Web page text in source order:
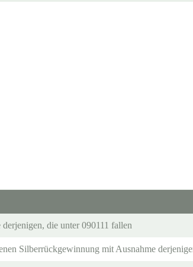
die unter 090111 fallen
Silberrückgewinnung mit Ausnahme